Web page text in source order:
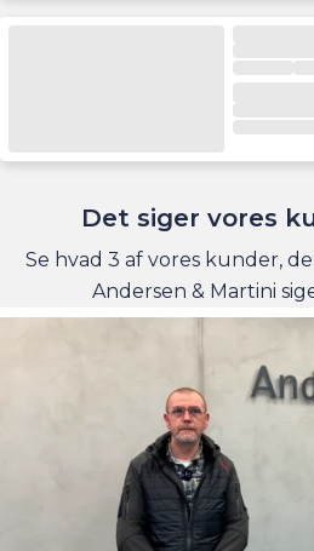
Det siger vores
Se hvad 3 af vores kunder,
Andersen & Martini